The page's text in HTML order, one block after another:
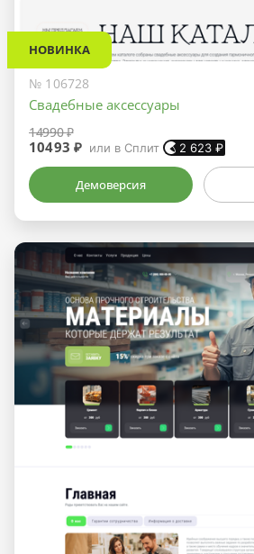
НОВИНКА
№ 106728
Свадебные аксессуары
14990 ₽
10493 ₽ или в Сплит 2 623 ₽
Демоверсия